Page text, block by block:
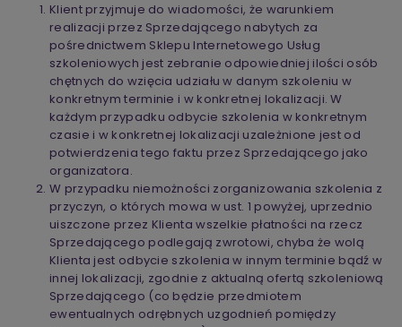
Klient przyjmuje do wiadomości, że warunkiem
realizacji przez Sprzedającego nabytych za
pośrednictwem Sklepu Internetowego Usług
szkoleniowych jest zebranie odpowiedniej ilości osób
chętnych do wzięcia udziału w danym szkoleniu w
konkretnym terminie i w konkretnej lokalizacji. W
każdym przypadku odbycie szkolenia w konkretnym
czasie i w konkretnej lokalizacji uzależnione jest od
potwierdzenia tego faktu przez Sprzedającego jako
organizatora.
W przypadku niemożności zorganizowania szkolenia z
przyczyn, o których mowa w ust. 1 powyżej, uprzednio
uiszczone przez Klienta wszelkie płatności na rzecz
Sprzedającego podlegają zwrotowi, chyba że wolą
Klienta jest odbycie szkolenia w innym terminie bądź w
innej lokalizacji, zgodnie z aktualną ofertą szkoleniową
Sprzedającego (co będzie przedmiotem
ewentualnych odrębnych uzgodnień pomiędzy